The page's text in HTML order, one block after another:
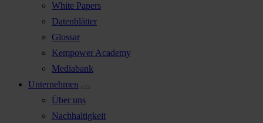
White Papers
Datenblätter
Glossar
Kempower Academy
Mediabank
Unternehmen
Über uns
Nachhaltigkeit